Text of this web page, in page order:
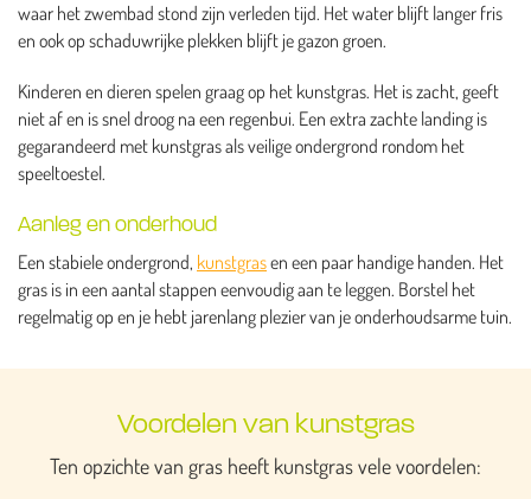
waar het zwembad stond zijn verleden tijd. Het water blijft langer fris
en ook op schaduwrijke plekken blijft je gazon groen.
Kinderen en dieren spelen graag op het kunstgras. Het is zacht, geeft
niet af en is snel droog na een regenbui. Een extra zachte landing is
gegarandeerd met kunstgras als veilige ondergrond rondom het
speeltoestel.
Aanleg en onderhoud
Een stabiele ondergrond, kunstgrasen een paar handige handen. Het
gras is in een aantal stappen eenvoudig aan te leggen. Borstel het
regelmatig op en je hebt jarenlang plezier van je onderhoudsarme tuin.
Voordelen van kunstgras
Ten opzichte van gras heeft kunstgras vele voordelen: